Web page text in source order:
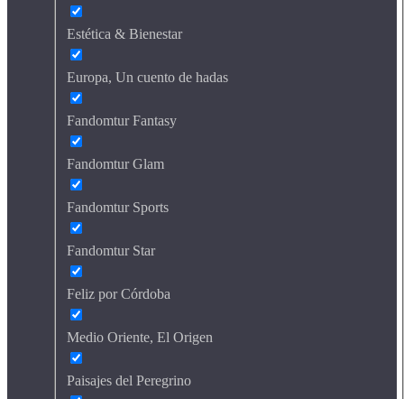
Estética & Bienestar
Europa, Un cuento de hadas
Fandomtur Fantasy
Fandomtur Glam
Fandomtur Sports
Fandomtur Star
Feliz por Córdoba
Medio Oriente, El Origen
Paisajes del Peregrino